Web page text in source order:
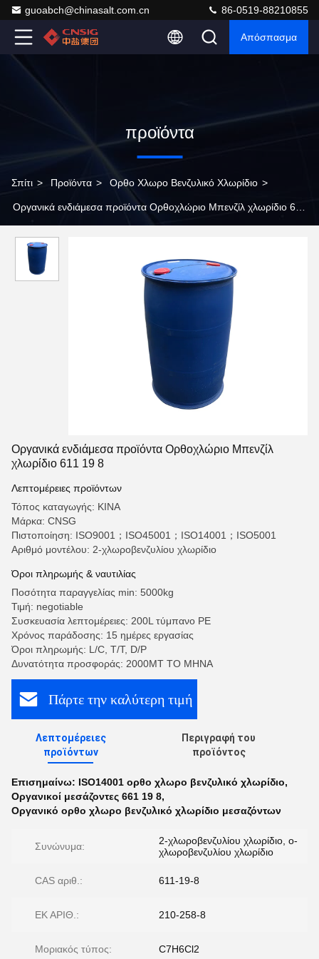
guoabch@chinasalt.com.cn 86-0519-88210855
Απόσπασμα
προϊόντα
Σπίτι > Προϊόντα > Ορθο Χλωρο Βενζυλικό Χλωρίδιο >
Οργανικά ενδιάμεσα προϊόντα Ορθοχλώριο Μπενζίλ χλωρίδιο 611
Οργανικά ενδιάμεσα προϊόντα Ορθοχλώριο Μπενζίλ
χλωρίδιο 611 19 8
Λεπτομέρειες προϊόντων
Τόπος καταγωγής: ΚΙΝΑ
Μάρκα: CNSG
Πιστοποίηση: ISO9001；ISO45001；ISO14001；ISO5001
Αριθμό μοντέλου: 2-χλωροβενζυλίου χλωρίδιο
Όροι πληρωμής & ναυτιλίας
Ποσότητα παραγγελίας min: 5000kg
Τιμή: negotiable
Συσκευασία λεπτομέρειες: 200L τύμπανο PE
Χρόνος παράδοσης: 15 ημέρες εργασίας
Όροι πληρωμής: L/C, T/T, D/P
Δυνατότητα προσφοράς: 2000MT ΤΟ ΜΗΝΑ
Πάρτε την καλύτερη τιμή
Λεπτομέρειες
προϊόντων
Περιγραφή του
προϊόντος
Επισημαίνω: ISO14001 ορθο χλωρο βενζυλικό χλωρίδιο,
Οργανικοί μεσάζοντες 661 19 8,
Οργανικό ορθο χλωρο βενζυλικό χλωρίδιο μεσαζόντων
Συνώνυμα:
2-χλωροβενζυλίου χλωρίδιο, ο-
χλωροβενζυλίου χλωρίδιο
CAS αριθ.: 611-19-8
ΕΚ ΑΡΙΘ.: 210-258-8
Μοριακός τύπος: C7H6Cl2